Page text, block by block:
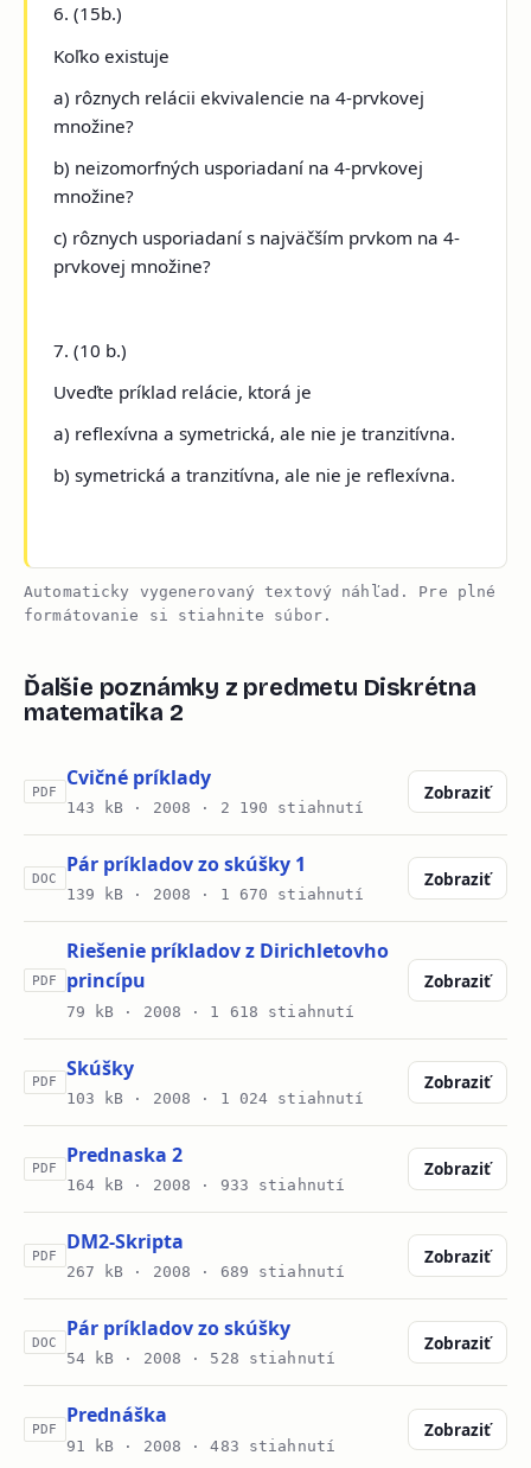
6. (15b.)
Koľko existuje
a) rôznych relácii ekvivalencie na 4-prvkovej
množine?
b) neizomorfných usporiadaní na 4-prvkovej
množine?
c) rôznych usporiadaní s najväčším prvkom na 4-
prvkovej množine?
7. (10 b.)
Uveďte príklad relácie, ktorá je
a) reflexívna a symetrická, ale nie je tranzitívna.
b) symetrická a tranzitívna, ale nie je reflexívna.
Automaticky vygenerovaný textový náhľad. Pre plné
formátovanie si stiahnite súbor.
Ďalšie poznámky z predmetu Diskrétna
matematika 2
PDF
Cvičné príklady
143 kB · 2008 · 2 190 stiahnutí
Zobraziť
DOC
Pár príkladov zo skúšky 1
139 kB · 2008 · 1 670 stiahnutí
Zobraziť
PDF
Riešenie príkladov z Dirichletovho
princípu
79 kB · 2008 · 1 618 stiahnutí
Zobraziť
PDF
Skúšky
103 kB · 2008 · 1 024 stiahnutí
Zobraziť
PDF
Prednaska 2
164 kB · 2008 · 933 stiahnutí
Zobraziť
PDF
DM2-Skripta
267 kB · 2008 · 689 stiahnutí
Zobraziť
DOC
Pár príkladov zo skúšky
54 kB · 2008 · 528 stiahnutí
Zobraziť
PDF
Prednáška
91 kB · 2008 · 483 stiahnutí
Zobraziť